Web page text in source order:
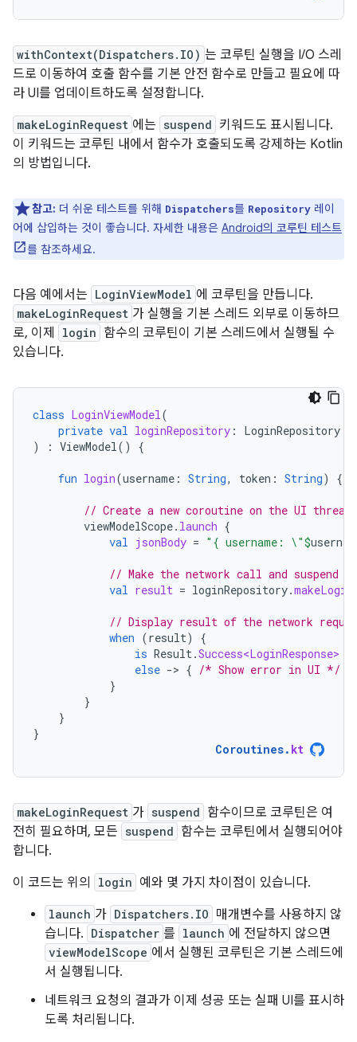
withContext(Dispatchers.IO) 는 코루틴 실행을 I/O 스레
드로 이동하여 호출 함수를 기본 안전 함수로 만들고 필요에 따
라 UI를 업데이트하도록 설정합니다.
makeLoginRequest 에는 suspend 키워드도 표시됩니다.
이 키워드는 코루틴 내에서 함수가 호출되도록 강제하는 Kotlin
의 방법입니다.
참고: 더 쉬운 테스트를 위해 Dispatchers를 Repository 레이
어에 삽입하는 것이 좋습니다. 자세한 내용은 Android의 코루틴 테스트
를 참조하세요.
다음 예에서는 LoginViewModel 에 코루틴을 만듭니다.
makeLoginRequest 가 실행을 기본 스레드 외부로 이동하므
로, 이제
login 함수의 코루틴이 기본 스레드에서 실행될 수
있습니다.
class LoginViewModel(
private val loginRepository :
LoginRepository
)
: ViewModel() {
fun login(username : String, token : String) {
// Create a new coroutine on the UI thread
viewModelScope. launch {
val jsonBody = "{ username: \"$
// Make the network call and
val result = loginRepository.
// Display result of the network
when (result)
{
is Result.Success<LoginResponse>
else -> { /* Show error in UI */
}
}
}
}
Coroutines. kt
makeLoginRequest 가 suspend 함수이므로 코루틴은 여
전히 필요하며, 모든 suspend 함수는 코루틴에서 실행되어야
합니다.
이 코드는 위의
login 예와 몇 가지 차이점이 있습니다.
launch 가 Dispatchers.IO 매개변수를 사용하지 않
습니다. Dispatcher 를 launch 에 전달하지 않으면
viewModelScope 에서 실행된 코루틴은 기본 스레드에
서 실행됩니다.
네트워크 요청의 결과가 이제 성공 또는 실패 UI를 표시하
도록 처리됩니다.